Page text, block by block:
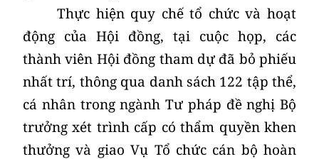
Thực hiện quy chế tổ chức và hoạt
động của Hội đồng, tại cuộc họp, các
thành viên Hội đồng tham dự đã bỏ phiếu
nhất trí, thông qua danh sách 122 tập thể,
cá nhân trong ngành Tư pháp đề nghị Bộ
trưởng xét trình cấp có thẩm quyền khen
thưởng và giao Vụ Tổ chức cán bộ hoàn